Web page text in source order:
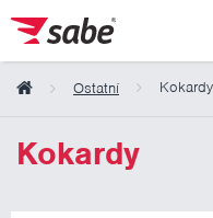
Ostatní Kokardy
Kokardy
Obsah košíku